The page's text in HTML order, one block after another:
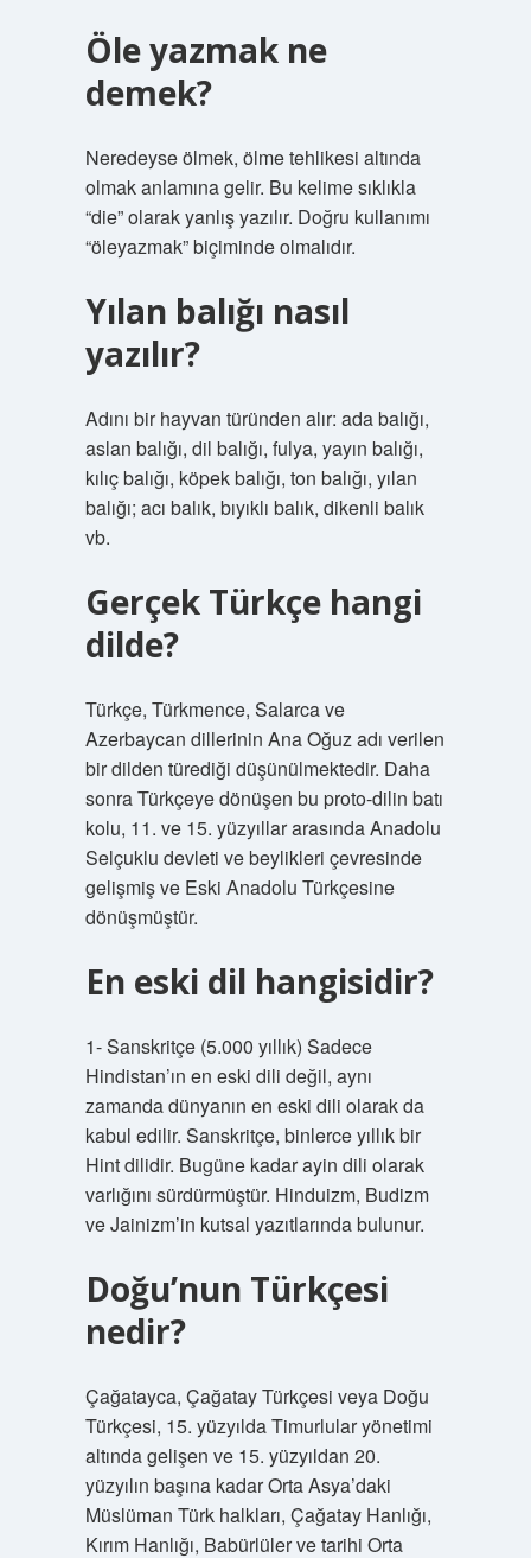
Öle yazmak ne
demek?
Neredeyse ölmek, ölme tehlikesi altında
olmak anlamına gelir. Bu kelime sıklıkla
“die” olarak yanlış yazılır. Doğru kullanımı
“öleyazmak” biçiminde olmalıdır.
Yılan balığı nasıl
yazılır?
Adını bir hayvan türünden alır: ada balığı,
aslan balığı, dil balığı, fulya, yayın balığı,
kılıç balığı, köpek balığı, ton balığı, yılan
balığı; acı balık, bıyıklı balık, dikenli balık
vb.
Gerçek Türkçe hangi
dilde?
Türkçe, Türkmence, Salarca ve
Azerbaycan dillerinin Ana Oğuz adı verilen
bir dilden türediği düşünülmektedir. Daha
sonra Türkçeye dönüşen bu proto-dilin batı
kolu, 11. ve 15. yüzyıllar arasında Anadolu
Selçuklu devleti ve beylikleri çevresinde
gelişmiş ve Eski Anadolu Türkçesine
dönüşmüştür.
En eski dil hangisidir?
1- Sanskritçe (5.000 yıllık) Sadece
Hindistan’ın en eski dili değil, aynı
zamanda dünyanın en eski dili olarak da
kabul edilir. Sanskritçe, binlerce yıllık bir
Hint dilidir. Bugüne kadar ayin dili olarak
varlığını sürdürmüştür. Hinduizm, Budizm
ve Jainizm’in kutsal yazıtlarında bulunur.
Doğu’nun Türkçesi
nedir?
Çağatayca, Çağatay Türkçesi veya Doğu
Türkçesi, 15. yüzyılda Timurlular yönetimi
altında gelişen ve 15. yüzyıldan 20.
yüzyılın başına kadar Orta Asya’daki
Müslüman Türk halkları, Çağatay Hanlığı,
Kırım Hanlığı, Babürlüler ve tarihi Orta